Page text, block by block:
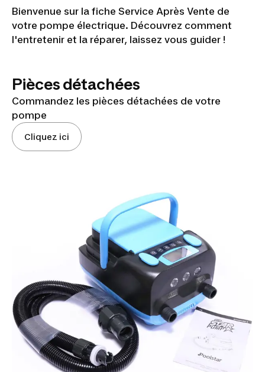
Bienvenue sur la fiche Service Après Vente de
votre pompe électrique. Découvrez comment
l'entretenir et la réparer, laissez vous guider !
Pièces détachées
Commandez les pièces détachées de votre
pompe
Cliquez ici